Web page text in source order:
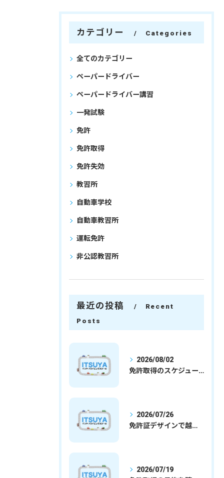
カテゴリー Categories
全てのカテゴリー
ペーパードライバー
ペーパードライバー講習
一発試験
免許
免許取得
免許失効
教習所
自動車学校
自動車教習所
運転免許
非公認教習所
最近の投稿
Recent
Posts
2026/08/02
免許取得のスケジュールを徹底解説学生社会人の通学合宿別プランで最短取得のコツ
2026/07/26
免許証デザインで越谷市愛を表現する埼玉県さいたま市越谷市の免許取得完全ガイド
2026/07/19